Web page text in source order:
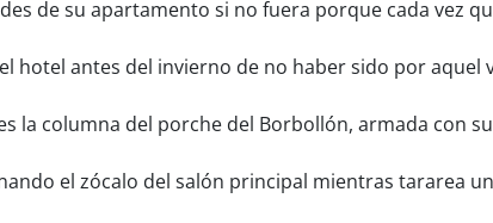
de su apartamento si no fuera porque cada vez
hotel antes del invierno de no haber sido por aquel
la columna del porche del Borbollón, armada con
el zócalo del salón principal mientras tararea